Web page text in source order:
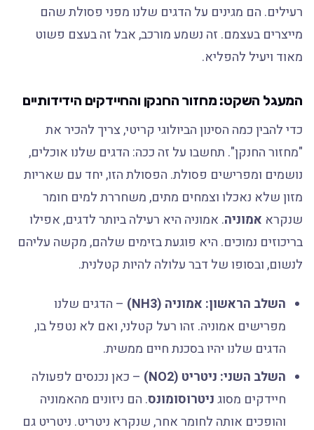
רעילים. הם מגינים על הדגים שלנו מפני פסולת שהם
מייצרים בעצמם. זה נשמע מורכב, אבל זה בעצם פשוט
מאוד ויעיל להפליא.
המעגל השקט: מחזור החנקן והחיידקים הידידותיים
כדי להבין כמה הסינון הביולוגי קריטי, צריך להכיר את
"מחזור החנקן". תחשבו על זה ככה: הדגים שלנו אוכלים,
נושמים ומפרישים פסולת. הפסולת הזו, יחד עם שאריות
מזון שלא נאכלו וצמחים מתים, משחררת למים חומר
שנקראאמוניה. אמוניה היא רעילה ביותר לדגים, אפילו
בריכוזים נמוכים. היא פוגעת בזימים שלהם, מקשה עליהם
לנשום, ובסופו של דבר עלולה להיות קטלנית.
השלב הראשון: אמוניה (NH3)
– הדגים שלנו
מפרישים אמוניה. זהו רעל קטלני, ואם לא נטפל בו,
הדגים שלנו יהיו בסכנת חיים ממשית.
השלב השני: ניטריט (NO2)
– כאן נכנסים לפעולה
חיידקים מסוגניטרוסומונס. הם ניזונים מהאמוניה
והופכים אותה לחומר אחר, שנקרא ניטריט. ניטריט גם